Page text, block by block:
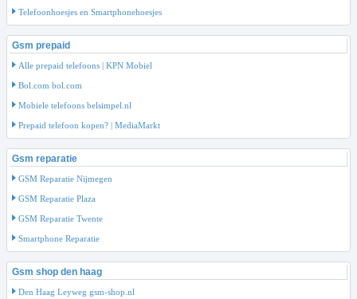
Telefoonhoesjes en Smartphonehoesjes
Gsm prepaid
Alle prepaid telefoons | KPN Mobiel
Bol.com bol.com
Mobiele telefoons belsimpel.nl
Prepaid telefoon kopen? | MediaMarkt
Gsm reparatie
GSM Reparatie Nijmegen
GSM Reparatie Plaza
GSM Reparatie Twente
Smartphone Reparatie
Gsm shop den haag
Den Haag Leyweg gsm-shop.nl